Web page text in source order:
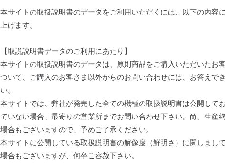
本サイトの取扱説明書のデータをご利用いただくには、以下の内容
上げます。
【取説説明書データのご利用にあたり】
本サイトの取扱説明書のデータは、原則商品をご購入いただいたお
ついて、ご購入のお客さま以外からのお問い合わせには、お答えで
い。
本サイトでは、弊社が発売した全ての機種の取扱説明書は公開して
ていない場合、最寄りの営業所までお問い合わせ下さい。尚、生産
場合もございますので、予めご了承ください。
本サイトに公開している取扱説明書の解像度（鮮明さ）に関しまし
場合もございますが、何卒ご容赦下さい。